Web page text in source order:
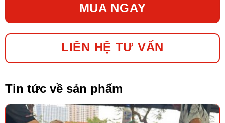
MUA NGAY
LIÊN HỆ TƯ VẤN
Tin tức về sản phẩm